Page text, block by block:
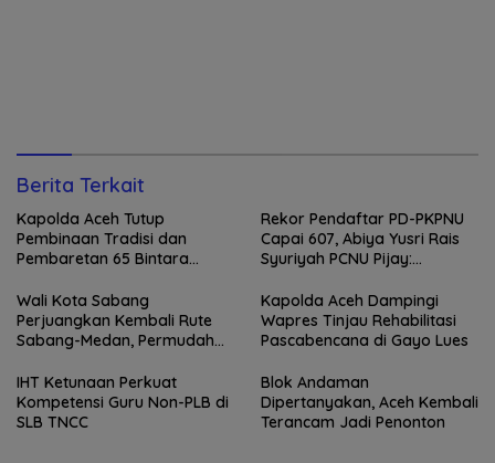
Berita Terkait
Kapolda Aceh Tutup
Pembinaan Tradisi dan
Pembaretan 65 Bintara
Rekor Pendaftar PD-PKPNU
Capai 607, Abiya Yusri Rais
Syuriyah PCNU Pijay:
Jantung Jam’iyah
Wali Kota Sabang
Perjuangkan Kembali Rute
Sabang-Medan, Permudah
Weh
Kapolda Aceh Dampingi
Wapres Tinjau Rehabilitasi
Pascabencana di Gayo Lues
IHT Ketunaan Perkuat
Kompetensi Guru Non-PLB di
SLB TNCC
Blok Andaman
Dipertanyakan, Aceh Kembali
Terancam Jadi Penonton